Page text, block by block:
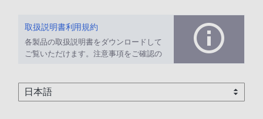
取扱説明書利用規約
各製品の取扱説明書をダウンロードして
ご覧いただけます。注意事項をご確認の